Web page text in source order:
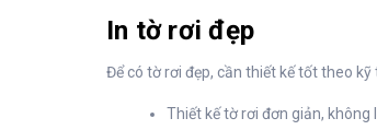
In tờ rơi đẹp
Để có tờ rơi đẹp, cần thiết kế tốt theo
Thiết kế tờ rơi đơn giản,